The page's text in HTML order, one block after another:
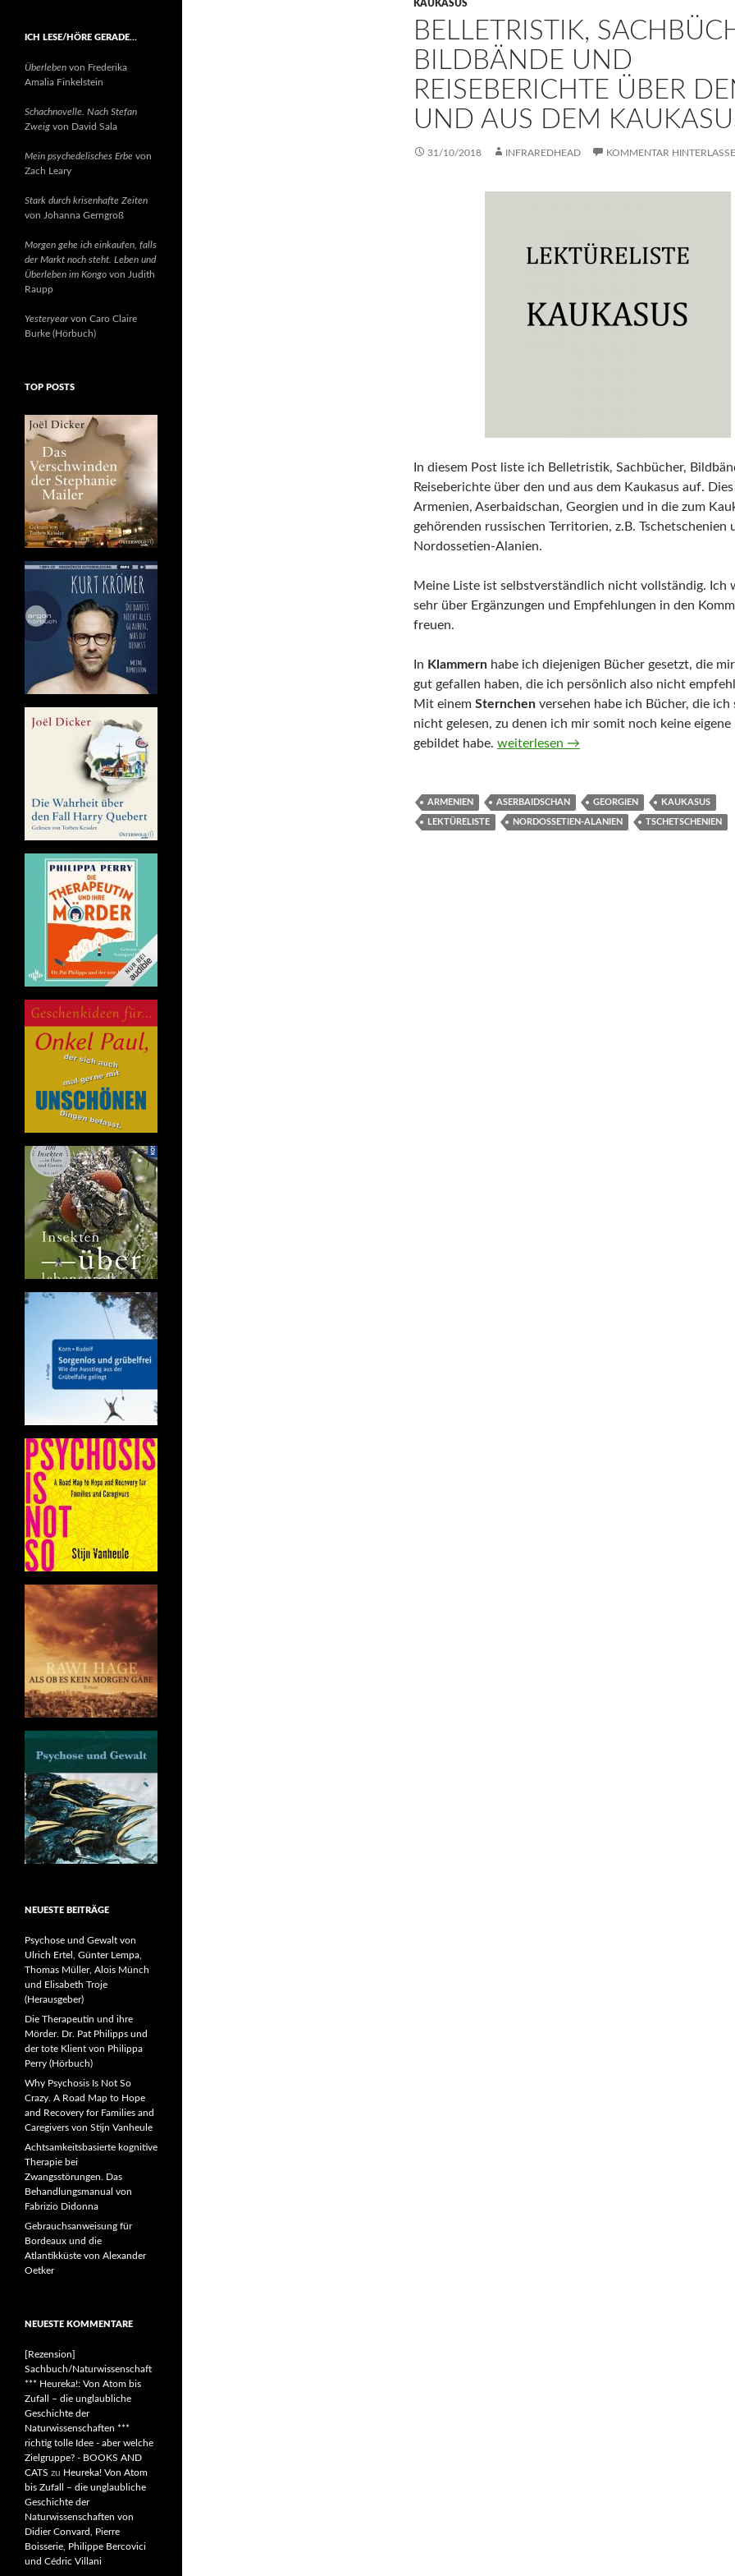
KAUKASUS
BELLETRISTIK,
BILDBÄNDE UND
REISEBERICHTE ÜBER
UND AUS DEM
31/10/2018 INFRAREDHEAD KOMMENTAR
In diesem Post liste ich Belletristik, Sachbücher,
Reiseberichte über den und aus dem Kaukasus auf.
Armenien, Aserbaidschan, Georgien und in die zum
gehörenden russischen Territorien, z.B. Tschetschenien
Nordossetien-Alanien.
Meine Liste ist selbstverständlich nicht vollständig. Ich
sehr über Ergänzungen und Empfehlungen in den
freuen.
In Klammern habe ich diejenigen Bücher gesetzt, die
gut gefallen haben, die ich persönlich also nicht
Mit einem Sternchen versehen habe ich Bücher, die ich
nicht gelesen, zu denen ich mir somit noch keine
gebildet habe. Belletristik, Sachbücher, Bildbände und
weiterlesen →
ARMENIEN ASERBAIDSCHAN GEORGIEN KAUKASUS
LEKTÜRELISTE NORDOSSETIEN-ALANIEN TSCHETSCHENIEN
ICH LESE/HÖRE GERADE…
Überleben von Frederika
Amalia Finkelstein
Schachnovelle. Nach Stefan
Zweig von David Sala
Mein psychedelisches Erbe von
Zach Leary
Stark durch krisenhafte Zeiten
von Johanna Gerngroß
Morgen gehe ich einkaufen, falls
der Markt noch steht. Leben und
Überleben im Kongo von Judith
Raupp
Yesteryearvon Caro Claire
Burke (Hörbuch)
TOP POSTS
NEUESTE BEITRÄGE
Psychose und Gewalt von
Ulrich Ertel, Günter Lempa,
Thomas Müller, Alois Münch
und Elisabeth Troje
(Herausgeber)
Die Therapeutin und ihre
Mörder. Dr. Pat Philipps und
der tote Klient von Philippa
Perry (Hörbuch)
Why Psychosis Is Not So
Crazy. A Road Map to Hope
and Recovery for Families and
Caregivers von Stijn Vanheule
Achtsamkeitsbasierte kognitive
Therapie bei
Zwangsstörungen. Das
Behandlungsmanual von
Fabrizio Didonna
Gebrauchsanweisung für
Bordeaux und die
Atlantikküste von Alexander
Oetker
NEUESTE KOMMENTARE
[Rezension]
Sachbuch/Naturwissenschaft
*** Heureka!: Von Atom bis
Zufall – die unglaubliche
Geschichte der
Naturwissenschaften ***
richtig tolle Idee - aber welche
Zielgruppe? - BOOKS AND
CATS zu Heureka! Von Atom
bis Zufall – die unglaubliche
Geschichte der
Naturwissenschaften von
Didier Convard, Pierre
Boisserie, Philippe Bercovici
und Cédric Villani